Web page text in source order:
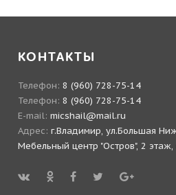
КОНТАКТЫ
Телефон: 8 (960) 728-75-14
Телефон: 8 (960) 728-75-14
E-mail: micshail@mail.ru
Адрес: г.Владимир, ул.Большая
Мебельный центр "Остров", 2 этаж,